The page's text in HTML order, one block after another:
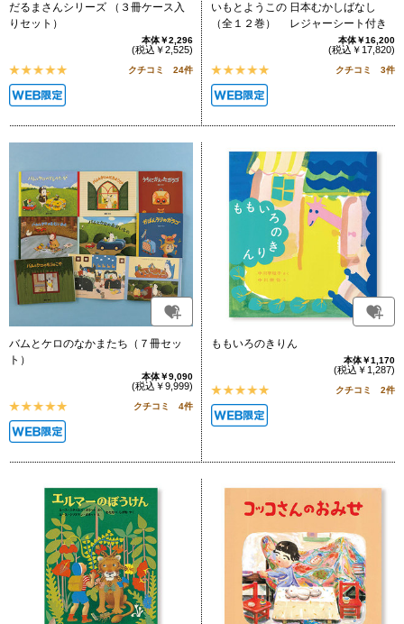
だるまさんシリーズ （３冊ケース入
りセット）
本体￥2,296
(税込￥2,525)
クチコミ 24件
いもとようこの 日本むかしばなし
（全１２巻） レジャーシート付き
本体￥16,200
(税込￥17,820)
クチコミ 3件
バムとケロのなかまたち（７冊セッ
ト）
本体￥9,090
(税込￥9,999)
クチコミ 4件
ももいろのきりん
本体￥1,170
(税込￥1,287)
クチコミ 2件